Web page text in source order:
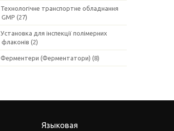
Технологічне транспортне обладнання
GMP (27)
Установка для інспекції полімерних
флаконів (2)
Ферментери (Ферментатори) (8)
Языковая